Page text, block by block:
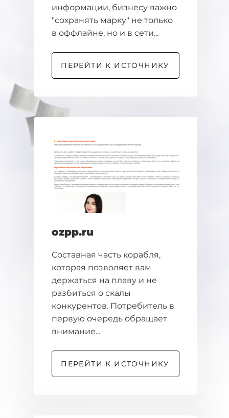
информации, бизнесу важно
"сохранять марку" не только
в оффлайне, но и в сети...
ПЕРЕЙТИ К ИСТОЧНИКУ
ozpp.ru
Составная часть корабля,
которая позволяет вам
держаться на плаву и не
разбиться о скалы
конкурентов. Потребитель в
первую очередь обращает
внимание...
ПЕРЕЙТИ К ИСТОЧНИКУ